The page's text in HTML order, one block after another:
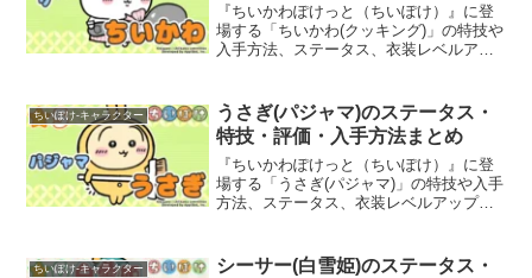
『ちいかわぽけっと（ちいぽけ）』に登
場する「ちいかわ(クッキング)」の特技や
入手方法、ステータス、衣装レベルアッ
しています。
ちいぽけ-キャラクター
うさぎ(パジャマ)のステータス・
特技・評価・入手方法まとめ
『ちいかわぽけっと（ちいぽけ）』に登
場する「うさぎ(パジャマ)」の特技や入手
方法、ステータス、衣装レベルアップ・
います。
ちいぽけ-キャラクター
シーサー(白雪姫)のステータス・